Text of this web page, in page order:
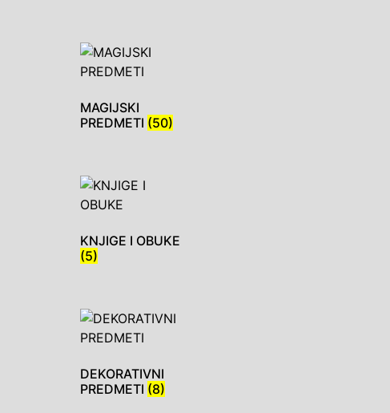
MAGIJSKI
PREDMETI (50)
KNJIGE I OBUKE
(5)
DEKORATIVNI
PREDMETI (8)